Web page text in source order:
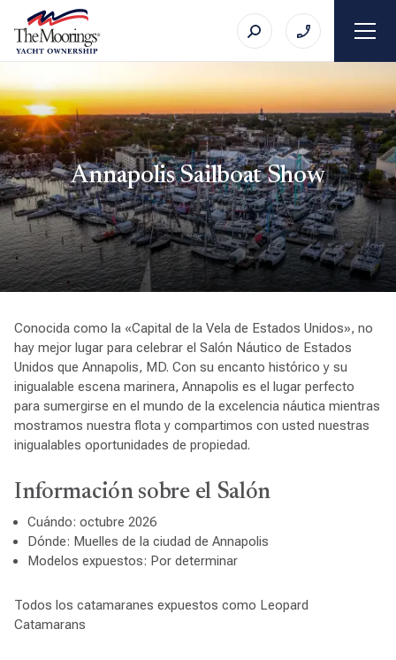
Annapolis Sailboat Show
Conocida como la «Capital de la Vela de Estados Unidos», no
hay mejor lugar para celebrar el Salón Náutico de Estados
Unidos que Annapolis, MD. Con su encanto histórico y su
inigualable escena marinera, Annapolis es el lugar perfecto
para sumergirse en el mundo de la excelencia náutica mientras
mostramos nuestra flota y compartimos con usted nuestras
inigualables oportunidades de propiedad.
Información sobre el Salón
Cuándo: octubre 2026
Dónde: Muelles de la ciudad de Annapolis
Modelos expuestos: Por determinar
Todos los catamaranes expuestos como Leopard
Catamarans